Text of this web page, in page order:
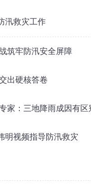
汛救灾工作
筑牢防汛安全屏障
出硬核答卷
家：三地降雨成因有区
明视频指导防汛救灾